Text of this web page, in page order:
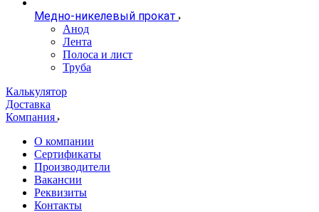
Медно-никелевый прокат
Анод
Лента
Полоса и лист
Труба
Калькулятор
Доставка
Компания
О компании
Сертификаты
Производители
Вакансии
Реквизиты
Контакты